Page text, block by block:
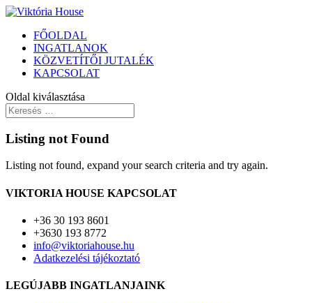
FŐOLDAL
INGATLANOK
KÖZVETÍTŐI JUTALÉK
KAPCSOLAT
Oldal kiválasztása
Listing not Found
Listing not found, expand your search criteria and try again.
VIKTORIA HOUSE KAPCSOLAT
+36 30 193 8601
+3630 193 8772
info@viktoriahouse.hu
Adatkezelési tájékoztató
LEGÚJABB INGATLANJAINK